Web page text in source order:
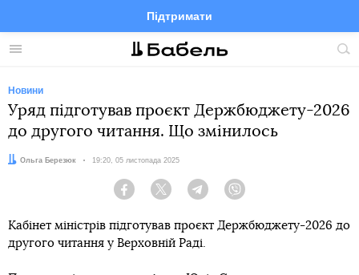
Меню
Підтримати
FacebookTelegramTwitter
Новини
Уряд підготував проєкт Держбюджету-2026
до другого читання. Що змінилось
Автор:
Ольга Березюк Дата:
19:20, 05 листопада 2025
Facebook Twitter Telegram
Кабінет міністрів підготував проєкт Держбюджету-2026 до
другого читання у Верховній Раді.